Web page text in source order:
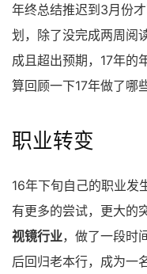
年终总结推迟到3月份
划，除了没完成两周阅
成且超出预期，17年的
算回顾一下17年做了哪
职业转变
16年下旬自己的职业发
有更多的尝试，更大的
视镜行业，做了一段时
后回归老本行，成为一